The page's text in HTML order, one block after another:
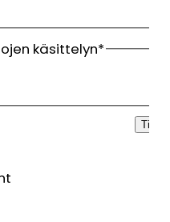
käsittelyn*
Tilaa